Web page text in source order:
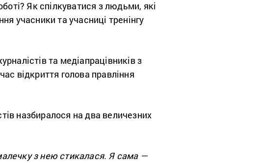
Як спілкуватися з людьми, які
учасники та учасниці тренінгу
та медіапрацівників з
відкриття голова правління
назбиралося на два величезних
з нею стикалася. Я сама —